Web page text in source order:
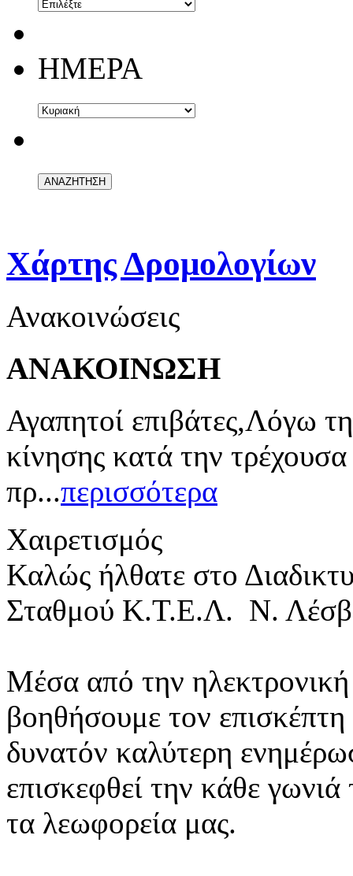
ΗΜΕΡΑ
Χάρτης Δρομολογίων
Ανακοινώσεις
ΑΝΑΚΟΙΝΩΣΗ
Αγαπητοί επιβάτες,Λόγω
κίνησης κατά την
πρ...περισσότερα
Χαιρετισμός
Καλώς ήλθατε στο
Σταθμού Κ.Τ.Ε.Λ. Ν.
Μέσα από την ηλεκτρονική
βοηθήσουμε τον
δυνατόν καλύτερη
επισκεφθεί την κάθε
τα λεωφορεία μας.